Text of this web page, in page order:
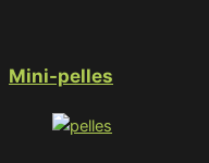
Mini-pelles